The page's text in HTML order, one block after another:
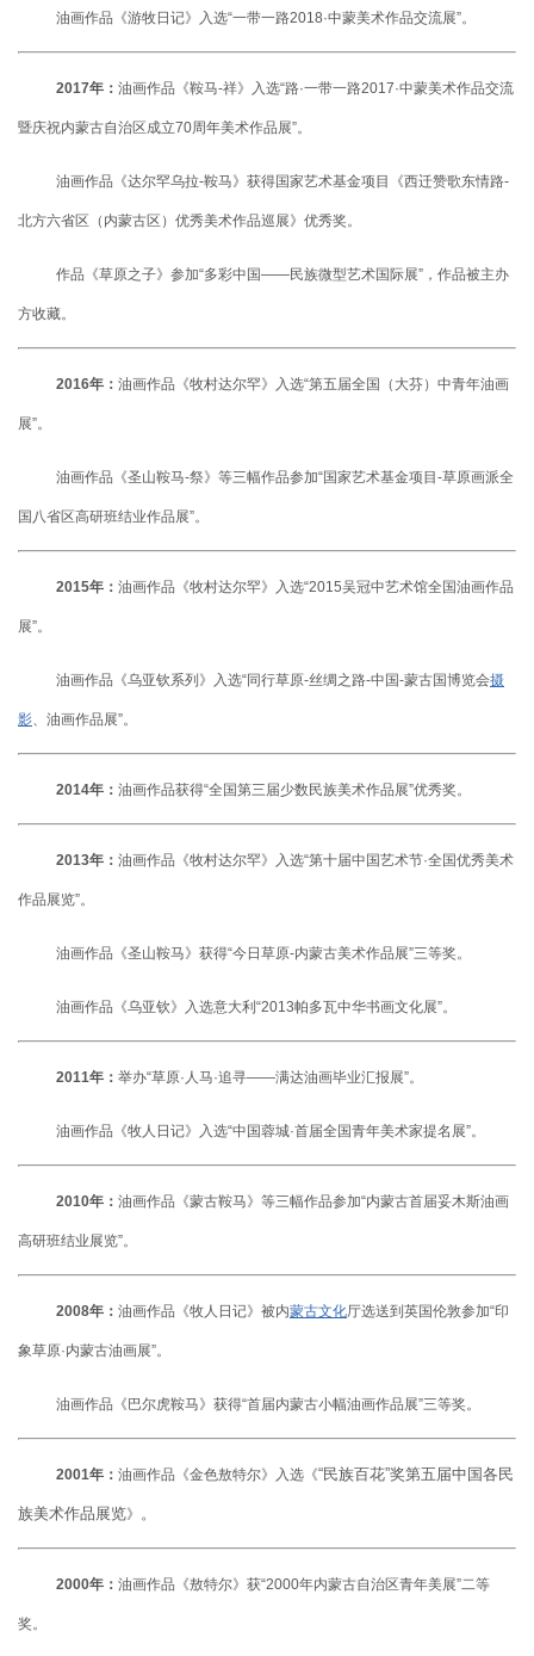
油画作品《游牧日记》入选“一带一路2018·中蒙美术作品交流展”。
2017年： 油画作品《鞍马-祥》入选“路·一带一路2017·中蒙美术作品交流
暨庆祝内蒙古自治区成立70周年美术作品展”。
油画作品《达尔罕乌拉-鞍马》获得国家艺术基金项目《西迁赞歌东情路-
北方六省区（内蒙古区）优秀美术作品巡展》优秀奖。
作品《草原之子》参加“多彩中国——民族微型艺术国际展”，作品被主办
方收藏。
2016年： 油画作品《牧村达尔罕》入选“第五届全国（大芬）中青年油画
展”。
油画作品《圣山鞍马-祭》等三幅作品参加“国家艺术基金项目-草原画派全
国八省区高研班结业作品展”。
2015年： 油画作品《牧村达尔罕》入选“2015吴冠中艺术馆全国油画作品
展”。
油画作品《乌亚钦系列》入选“同行草原-丝绸之路-中国-蒙古国博览会摄
影、 油画作品展”。
2014年： 油画作品获得“全国第三届少数民族美术作品展”优秀奖。
2013年： 油画作品《牧村达尔罕》入选“第十届中国艺术节·全国优秀美术
作品展览”。
油画作品《圣山鞍马》获得“今日草原-内蒙古美术作品展”三等奖。
油画作品《乌亚钦》入选意大利“2013帕多瓦中华书画文化展”。
2011年： 举办“草原·人马·追寻——满达油画毕业汇报展”。
油画作品《牧人日记》入选“中国蓉城·首届全国青年美术家提名展”。
2010年： 油画作品《蒙古鞍马》等三幅作品参加“内蒙古首届妥木斯油画
高研班结业展览”。
2008年： 油画作品《牧人日记》被内蒙古文化厅选送到英国伦敦参加“印
象草原·内蒙古油画展”。
油画作品《巴尔虎鞍马》获得“首届内蒙古小幅油画作品展”三等奖。
2001年： 油画作品《金色敖特尔》入选《“民族百花”奖第五届中国各民
族美术作品展览》 。
2000年： 油画作品《敖特尔》获“2000年内蒙古自治区青年美展”二等
奖。